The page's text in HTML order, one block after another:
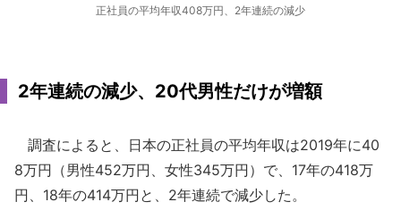
正社員の平均年収408万円、2年連続の減少
2年連続の減少、20代男性だけが増額
調査によると、日本の正社員の平均年収は2019年に40
8万円（男性452万円、女性345万円）で、17年の418万
円、18年の414万円と、2年連続で減少した。